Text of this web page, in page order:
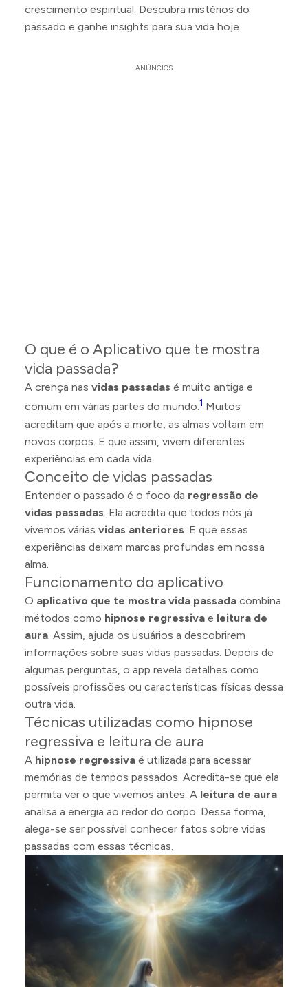
crescimento espiritual. Descubra mistérios do
passado e ganhe insights para sua vida hoje.
ANÚNCIOS
O que é o Aplicativo que te mostra
vida passada?
A crença nas vidas passadas é muito antiga e
comum em várias partes do mundo.1 Muitos
acreditam que após a morte, as almas voltam em
novos corpos. E que assim, vivem diferentes
experiências em cada vida.
Conceito de vidas passadas
Entender o passado é o foco da regressão de
vidas passadas . Ela acredita que todos nós já
vivemos várias vidas anteriores . E que essas
experiências deixam marcas profundas em nossa
alma.
Funcionamento do aplicativo
O aplicativo que te mostra vida passada combina
métodos como hipnose regressiva e leitura de
aura . Assim, ajuda os usuários a descobrirem
informações sobre suas vidas passadas. Depois de
algumas perguntas, o app revela detalhes como
possíveis profissões ou características físicas dessa
outra vida.
Técnicas utilizadas como hipnose
regressiva e leitura de aura
A hipnose regressiva é utilizada para acessar
memórias de tempos passados. Acredita-se que ela
permita ver o que vivemos antes. A leitura de aura
analisa a energia ao redor do corpo. Dessa forma,
alega-se ser possível conhecer fatos sobre vidas
passadas com essas técnicas.